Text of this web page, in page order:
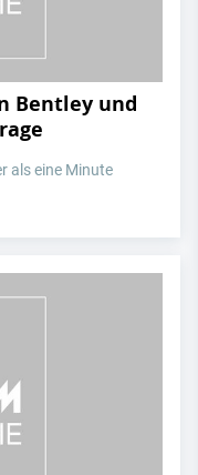
Bentley und
als eine Minute